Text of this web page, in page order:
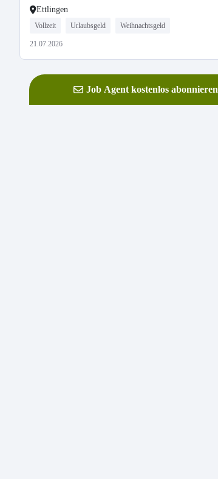
Ettlingen
Vollzeit Urlaubsgeld Weihnachtsgeld
21.07.2026
Job Agent kostenlos abonnieren